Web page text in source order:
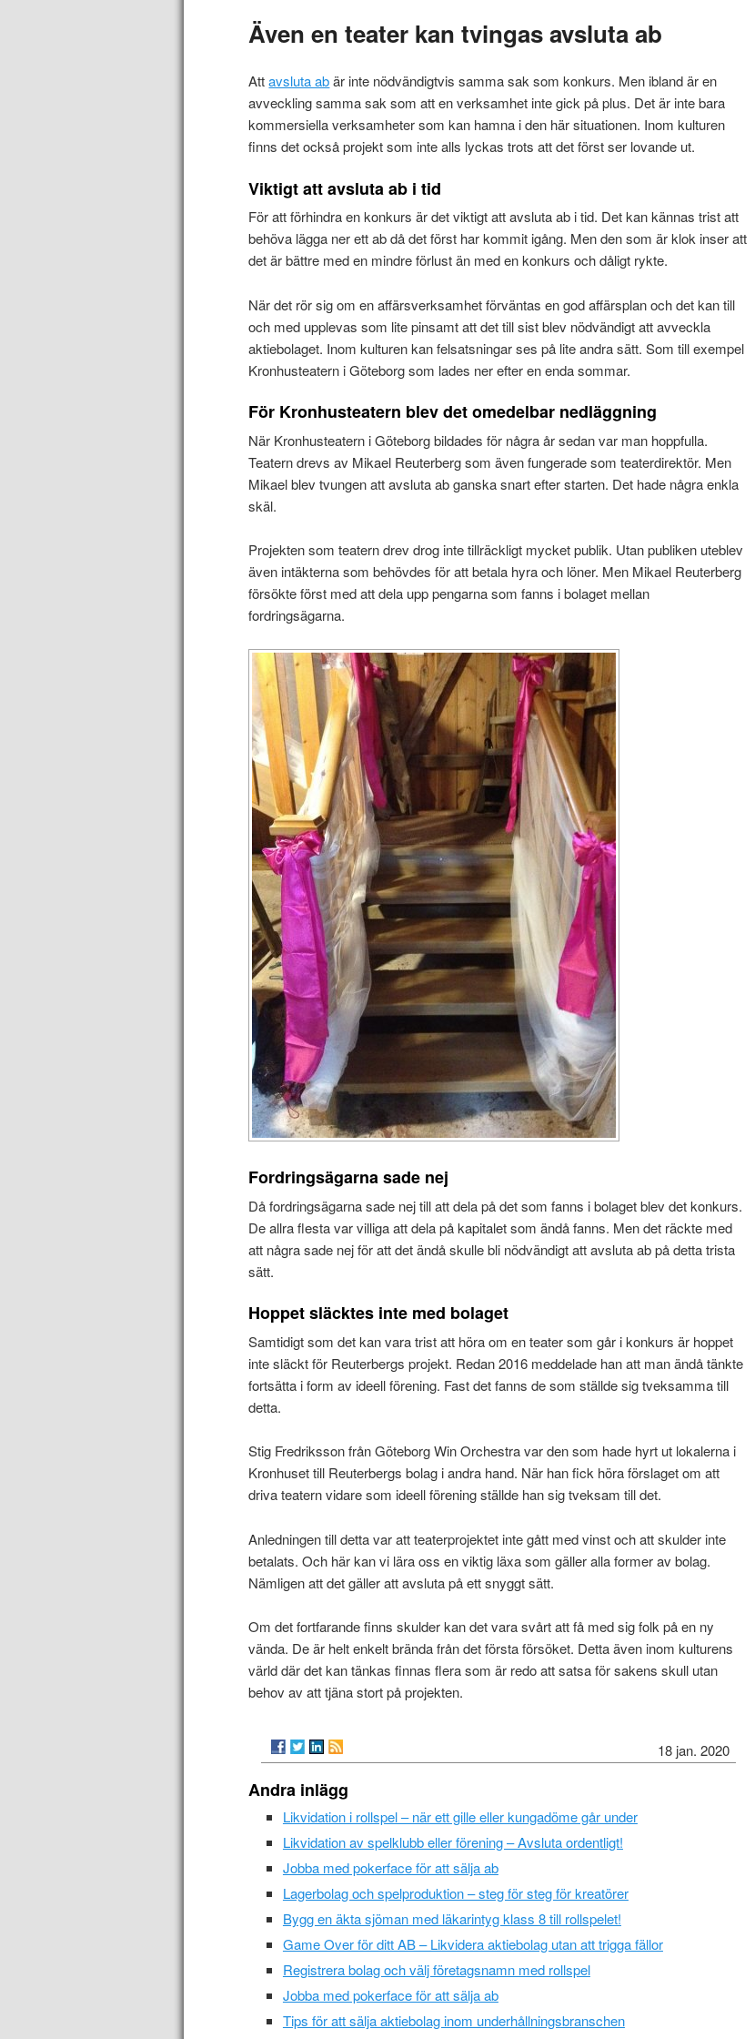
Även en teater kan tvingas avsluta ab
Attavsluta abär inte nödvändigtvis samma sak som konkurs. Men ibland är en
avveckling samma sak som att en verksamhet inte gick på plus. Det är inte bara
kommersiella verksamheter som kan hamna i den här situationen. Inom kulturen
finns det också projekt som inte alls lyckas trots att det först ser lovande ut.
Viktigt att avsluta ab i tid
För att förhindra en konkurs är det viktigt att avsluta ab i tid. Det kan kännas trist att
behöva lägga ner ett ab då det först har kommit igång. Men den som är klok inser att
det är bättre med en mindre förlust än med en konkurs och dåligt rykte.
När det rör sig om en affärsverksamhet förväntas en god affärsplan och det kan till
och med upplevas som lite pinsamt att det till sist blev nödvändigt att avveckla
aktiebolaget. Inom kulturen kan felsatsningar ses på lite andra sätt. Som till exempel
Kronhusteatern i Göteborg som lades ner efter en enda sommar.
För Kronhusteatern blev det omedelbar nedläggning
När Kronhusteatern i Göteborg bildades för några år sedan var man hoppfulla.
Teatern drevs av Mikael Reuterberg som även fungerade som teaterdirektör. Men
Mikael blev tvungen att avsluta ab ganska snart efter starten. Det hade några enkla
skäl.
Projekten som teatern drev drog inte tillräckligt mycket publik. Utan publiken uteblev
även intäkterna som behövdes för att betala hyra och löner. Men Mikael Reuterberg
försökte först med att dela upp pengarna som fanns i bolaget mellan
fordringsägarna.
Fordringsägarna sade nej
Då fordringsägarna sade nej till att dela på det som fanns i bolaget blev det konkurs.
De allra flesta var villiga att dela på kapitalet som ändå fanns. Men det räckte med
att några sade nej för att det ändå skulle bli nödvändigt att avsluta ab på detta trista
sätt.
Hoppet släcktes inte med bolaget
Samtidigt som det kan vara trist att höra om en teater som går i konkurs är hoppet
inte släckt för Reuterbergs projekt. Redan 2016 meddelade han att man ändå tänkte
fortsätta i form av ideell förening. Fast det fanns de som ställde sig tveksamma till
detta.
Stig Fredriksson från Göteborg Win Orchestra var den som hade hyrt ut lokalerna i
Kronhuset till Reuterbergs bolag i andra hand. När han fick höra förslaget om att
driva teatern vidare som ideell förening ställde han sig tveksam till det.
Anledningen till detta var att teaterprojektet inte gått med vinst och att skulder inte
betalats. Och här kan vi lära oss en viktig läxa som gäller alla former av bolag.
Nämligen att det gäller att avsluta på ett snyggt sätt.
Om det fortfarande finns skulder kan det vara svårt att få med sig folk på en ny
vända. De är helt enkelt brända från det första försöket. Detta även inom kulturens
värld där det kan tänkas finnas flera som är redo att satsa för sakens skull utan
behov av att tjäna stort på projekten.
18 jan. 2020
Andra inlägg
Likvidation i rollspel – när ett gille eller kungadöme går under
Likvidation av spelklubb eller förening – Avsluta ordentligt!
Jobba med pokerface för att sälja ab
Lagerbolag och spelproduktion – steg för steg för kreatörer
Bygg en äkta sjöman med läkarintyg klass 8 till rollspelet!
Game Over för ditt AB – Likvidera aktiebolag utan att trigga fällor
Registrera bolag och välj företagsnamn med rollspel
Jobba med pokerface för att sälja ab
Tips för att sälja aktiebolag inom underhållningsbranschen